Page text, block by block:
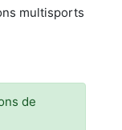
multisports
de